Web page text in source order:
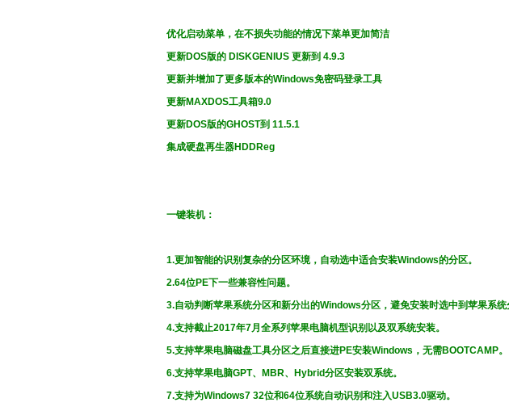
优化启动菜单，在不损失功能的情况下菜单更加简洁
更新DOS版的 DISKGENIUS 更新到 4.9.3
更新并增加了更多版本的Windows免密码登录工具
更新MAXDOS工具箱9.0
更新DOS版的GHOST到 11.5.1
集成硬盘再生器HDDReg
一键装机：
1.更加智能的识别复杂的分区环境，自动选中适合安装Windows的分区。
2.64位PE下一些兼容性问题。
3.自动判断苹果系统分区和新分出的Windows分区，避免安装时选中到苹果系统
4.支持截止2017年7月全系列苹果电脑机型识别以及双系统安装。
5.支持苹果电脑磁盘工具分区之后直接进PE安装Windows，无需BOOTCAMP。
6.支持苹果电脑GPT、MBR、Hybrid分区安装双系统。
7.支持为Windows7 32位和64位系统自动识别和注入USB3.0驱动。